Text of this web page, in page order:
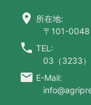
location_on 所在地:
〒101-0048
call TEL:
03（3233）
email E-Mail: